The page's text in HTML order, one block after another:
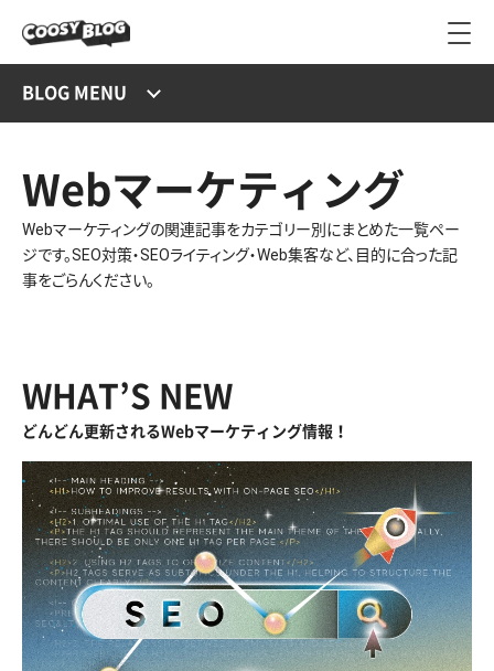
BLOG MENU
Webマーケティング
Webマーケティングの関連記事をカテゴリー別にまとめた一覧ペー
ジです。SEO対策・SEOライティング・Web集客など、目的に合った記
事をごらんください。
WHAT’S NEW
どんどん更新されるWebマーケティング情報！